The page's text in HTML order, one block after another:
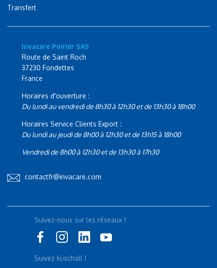
Transfert
Invacare Poirier SAS
Route de Saint Roch
37230 Fondettes
France
Horaires d'ouverture :
Du lundi au vendredi de 8h30 à 12h30 et de 13h30 à 18h00
Horaires Service Clients Export :
Du lundi au jeudi de 8h00 à 12h30 et de 13h15 à 18h00
Vendredi de 8h00 à 12h30 et de 13h30 à 17h30
contactfr@invacare.com
Suivez-nous sur les réseaux !
Suivez küschall !